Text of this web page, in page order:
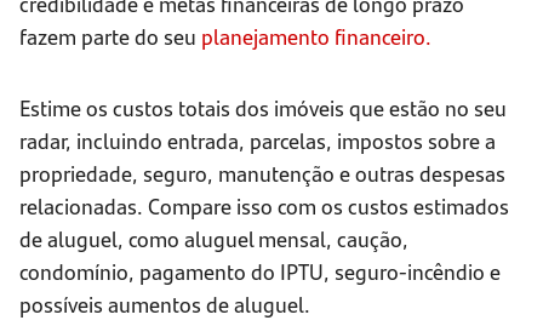
fazem parte do seu planejamento financeiro.
Estime os custos totais dos imóveis que estão no seu
radar, incluindo entrada, parcelas, impostos sobre a
propriedade, seguro, manutenção e outras despesas
relacionadas. Compare isso com os custos estimados
de aluguel, como aluguel mensal, caução,
condomínio, pagamento do IPTU, seguro-incêndio e
possíveis aumentos de aluguel.